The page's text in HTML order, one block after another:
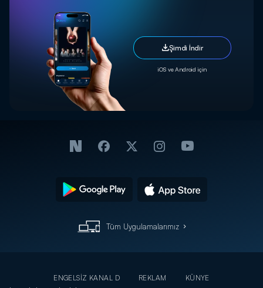
Şimdi İndir
iOS ve Android için
Tüm Uygulamalarımız
ENGELSİZ KANAL D REKLAM
KÜNYE